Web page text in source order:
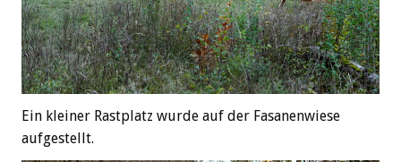
Ein kleiner Rastplatz wurde auf der Fasanenwiese
aufgestellt.